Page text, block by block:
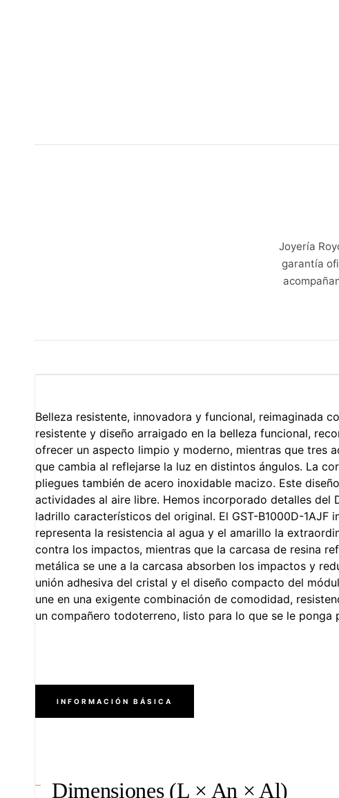
Joyería
garantía
Belleza resistente, innovadora y funcional, reimaginada
resistente y diseño arraigado en la belleza funcional,
ofrecer un aspecto limpio y moderno, mientras que tres
que cambia al reflejarse la luz en distintos ángulos. La
pliegues también de acero inoxidable macizo. Este
actividades al aire libre. Hemos incorporado detalles
ladrillo característicos del original. El GST-B1000D-
representa la resistencia al agua y el amarillo la
contra los impactos, mientras que la carcasa de resina
metálica se une a la carcasa absorben los impactos y
unión adhesiva del cristal y el diseño compacto del
une en una exigente combinación de comodidad,
un compañero todoterreno, listo para lo que se le ponga
INFORMACIÓN BÁSICA
Dimensiones (L × An × Al)